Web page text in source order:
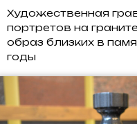
Художественная
портретов на
образ близких в
годы